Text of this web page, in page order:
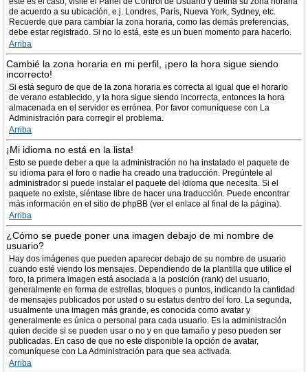
de acuerdo a su ubicación, e.j. Londres, París, Nueva York, Sydney, etc.
Recuerde que para cambiar la zona horaria, como las demás preferencias,
debe estar registrado. Si no lo está, este es un buen momento para hacerlo.
Arriba
Cambié la zona horaria en mi perfil, ¡pero la hora sigue siendo
incorrecto!
Si está seguro de que de la zona horaria es correcta al igual que el horario
de verano establecido, y la hora sigue siendo incorrecta, entonces la hora
almacenada en el servidor es errónea. Por favor comuníquese con La
Administración para corregir el problema.
Arriba
¡Mi idioma no está en la lista!
Esto se puede deber a que la administración no ha instalado el paquete de
su idioma para el foro o nadie ha creado una traducción. Pregúntele al
administrador si puede instalar el paquete del idioma que necesita. Si el
paquete no existe, siéntase libre de hacer una traducción. Puede encontrar
más información en el sitio de phpBB (ver el enlace al final de la página).
Arriba
¿Cómo se puede poner una imagen debajo de mi nombre de
usuario?
Hay dos imágenes que pueden aparecer debajo de su nombre de usuario
cuando esté viendo los mensajes. Dependiendo de la plantilla que utilice el
foro, la primera imagen está asociada a la posición (rank) del usuario,
generalmente en forma de estrellas, bloques o puntos, indicando la cantidad
de mensajes publicados por usted o su estatus dentro del foro. La segunda,
usualmente una imagen más grande, es conocida como avatar y
generalmente es única o personal para cada usuario. Es la administración
quien decide si se pueden usar o no y en que tamaño y peso pueden ser
publicadas. En caso de que no este disponible la opción de avatar,
comuníquese con La Administración para que sea activada.
Arriba